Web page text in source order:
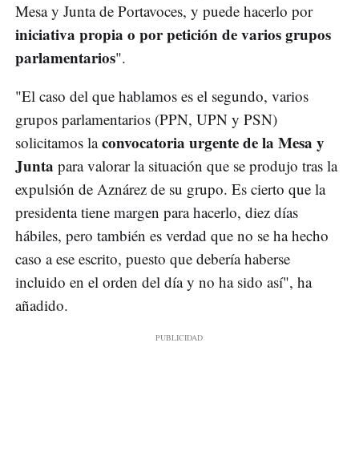
Mesa y Junta de Portavoces, y puede hacerlo por
iniciativa propia o por petición de varios grupos
parlamentarios".
"El caso del que hablamos es el segundo, varios
grupos parlamentarios (PPN, UPN y PSN)
solicitamos laconvocatoria urgente de la Mesa y
Junta para valorar la situación que se produjo tras la
expulsión de Aznárez de su grupo. Es cierto que la
presidenta tiene margen para hacerlo, diez días
hábiles, pero también es verdad que no se ha hecho
caso a ese escrito, puesto que debería haberse
incluido en el orden del día y no ha sido así", ha
añadido.